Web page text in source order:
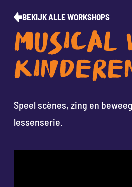
BEKIJK ALLE WORKSHOPS
MUSICAL
Speel scènes, zing en
lessenserie.